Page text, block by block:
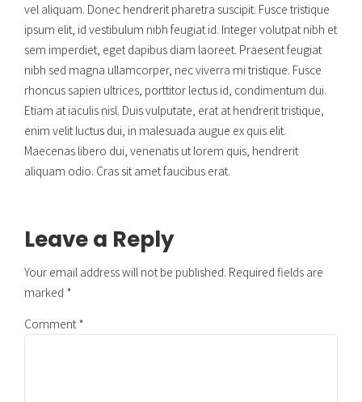
vel aliquam. Donec hendrerit pharetra suscipit. Fusce tristique
ipsum elit, id vestibulum nibh feugiat id. Integer volutpat nibh et
sem imperdiet, eget dapibus diam laoreet. Praesent feugiat
nibh sed magna ullamcorper, nec viverra mi tristique. Fusce
rhoncus sapien ultrices, porttitor lectus id, condimentum dui.
Etiam at iaculis nisl. Duis vulputate, erat at hendrerit tristique,
enim velit luctus dui, in malesuada augue ex quis elit.
Maecenas libero dui, venenatis ut lorem quis, hendrerit
aliquam odio. Cras sit amet faucibus erat.
Leave a Reply
Your email address will not be published. Required fields are
marked *
Comment*